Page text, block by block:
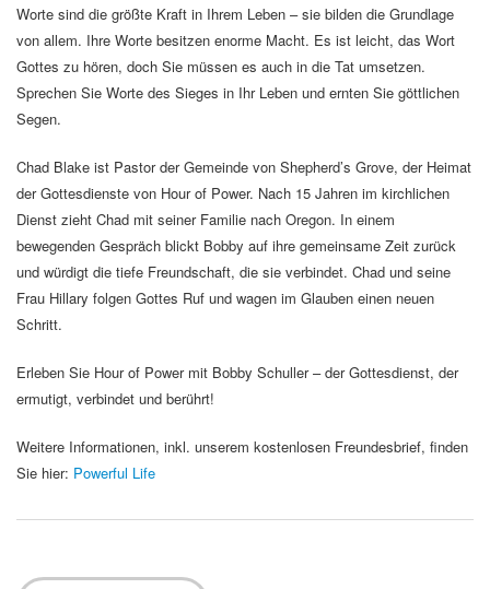
Worte sind die größte Kraft in Ihrem Leben – sie bilden die Grundlage
von allem. Ihre Worte besitzen enorme Macht. Es ist leicht, das Wort
Gottes zu hören, doch Sie müssen es auch in die Tat umsetzen.
Sprechen Sie Worte des Sieges in Ihr Leben und ernten Sie göttlichen
Segen.
Chad Blake ist Pastor der Gemeinde von Shepherd’s Grove, der Heimat
der Gottesdienste von Hour of Power. Nach 15 Jahren im kirchlichen
Dienst zieht Chad mit seiner Familie nach Oregon. In einem
bewegenden Gespräch blickt Bobby auf ihre gemeinsame Zeit zurück
und würdigt die tiefe Freundschaft, die sie verbindet. Chad und seine
Frau Hillary folgen Gottes Ruf und wagen im Glauben einen neuen
Schritt.
Erleben Sie Hour of Power mit Bobby Schuller – der Gottesdienst, der
ermutigt, verbindet und berührt!
Weitere Informationen, inkl. unserem kostenlosen Freundesbrief, finden
Sie hier: Powerful Life